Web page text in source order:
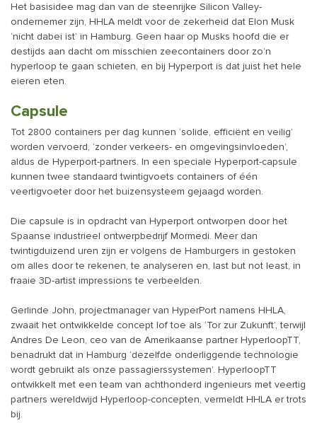
Het basisidee mag dan van de steenrijke Silicon Valley-
ondernemer zijn, HHLA meldt voor de zekerheid dat Elon Musk
‘nicht dabei ist’ in Hamburg. Geen haar op Musks hoofd die er
destijds aan dacht om misschien zeecontainers door zo’n
hyperloop te gaan schieten, en bij Hyperport is dat juist het hele
eieren eten.
Capsule
Tot 2800 containers per dag kunnen ‘solide, efficiënt en veilig’
worden vervoerd, ‘zonder verkeers- en omgevingsinvloeden’,
aldus de Hyperport-partners. In een speciale Hyperport-capsule
kunnen twee standaard twintigvoets containers of één
veertigvoeter door het buizensysteem gejaagd worden.
Die capsule is in opdracht van Hyperport ontworpen door het
Spaanse industrieel ontwerpbedrijf Mormedi. Meer dan
twintigduizend uren zijn er volgens de Hamburgers in gestoken
om alles door te rekenen, te analyseren en, last but not least, in
fraaie 3D-artist impressions te verbeelden.
Gerlinde John, projectmanager van HyperPort namens HHLA,
zwaait het ontwikkelde concept lof toe als ‘Tor zur Zukunft’, terwijl
Andres De Leon, ceo van de Amerikaanse partner HyperloopTT,
benadrukt dat in Hamburg ‘dezelfde onderliggende technologie
wordt gebruikt als onze passagierssystemen’. HyperloopTT
ontwikkelt met een team van achthonderd ingenieurs met veertig
partners wereldwijd Hyperloop-concepten, vermeldt HHLA er trots
bij.